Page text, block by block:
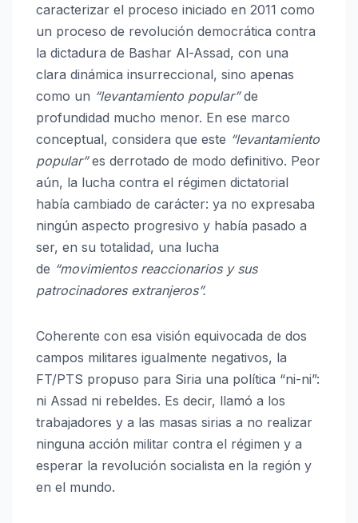
caracterizar el proceso iniciado en 2011 como
un proceso de revolución democrática contra
la dictadura de Bashar Al-Assad, con una
clara dinámica insurreccional, sino apenas
como un “levantamiento popular”de
profundidad mucho menor. En ese marco
conceptual, considera que este “levantamiento
popular”es derrotado de modo definitivo. Peor
aún, la lucha contra el régimen dictatorial
había cambiado de carácter: ya no expresaba
ningún aspecto progresivo y había pasado a
ser, en su totalidad, una lucha
de “movimientos reaccionarios y sus
patrocinadores extranjeros”.
Coherente con esa visión equivocada de dos
campos militares igualmente negativos, la
FT/PTS propuso para Siria una política “ni-ni”:
ni Assad ni rebeldes. Es decir, llamó a los
trabajadores y a las masas sirias a no realizar
ninguna acción militar contra el régimen y a
esperar la revolución socialista en la región y
en el mundo.